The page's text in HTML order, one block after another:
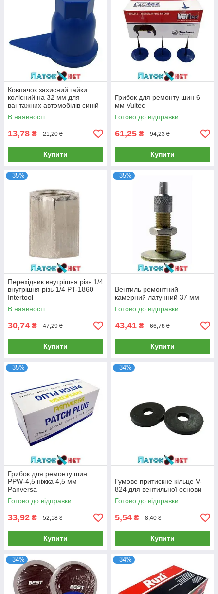
Ковпачок захисний гайки
колісний на 32 мм для
вантажних автомобілів синій
В наявності
13,78 ₴ 21,20 ₴
Купити
Грибок для ремонту шин 6
мм Vultec
Готово до відправки
61,25 ₴ 94,23 ₴
Купити
–35%
Перехідник внутрішня різь 1/4
внутрішня різь 1/4 PT-1860
Intertool
В наявності
30,74 ₴ 47,29 ₴
Купити
–35%
Вентиль ремонтний
камерний латунний 37 мм
Готово до відправки
43,41 ₴ 66,78 ₴
Купити
–35%
Грибок для ремонту шин
PPW-4,5 ніжка 4,5 мм
Panversa
Готово до відправки
33,92 ₴ 52,18 ₴
Купити
–34%
Гумове притискне кільце V-
824 для вентильної основи
Готово до відправки
5,54 ₴ 8,40 ₴
Купити
–34% –34%